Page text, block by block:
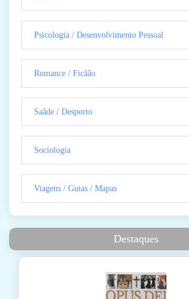
Psicologia / Desenvolvimento Pessoal
Romance / Ficãão
Saãde / Desporto
Sociologia
Viagens / Guias / Mapas
Destaques